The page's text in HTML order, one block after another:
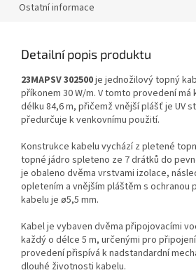
Ostatní informace
Detailní popis produktu
23MAPSV 302500je jednožilový topný
příkonem 30 W/m. V tomto provedení má
délku 84,6 m, přičemž vnější plášť je UV
předurčuje k venkovnímu použití.
Konstrukce kabelu vychází z pletené
topné jádro spleteno ze 7 drátků do
je obaleno dvěma vrstvami izolace,
opletením a vnějším pláštěm s ochranou
kabelu je ø5,5 mm.
Kabel je vybaven dvěma připojovacími
každý o délce 5 m, určenými pro
provedení přispívá k nadstandardní
dlouhé životnosti kabelu.